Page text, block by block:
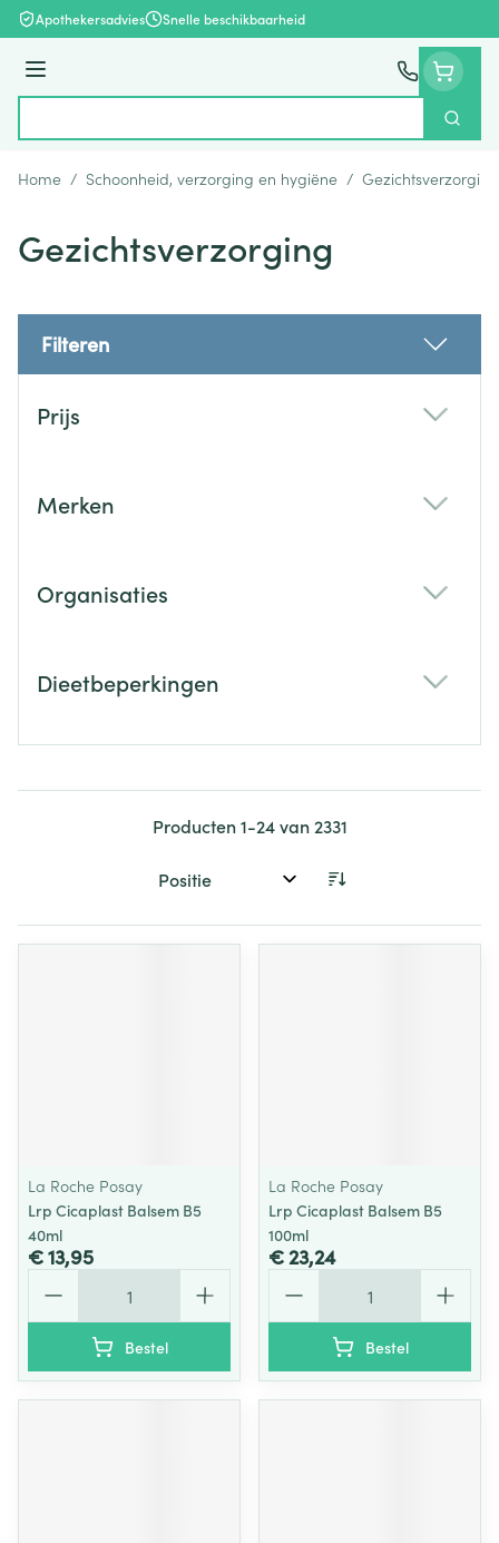
Ga naar de inhoud
Apothekersadvies Snelle beschikbaarheid
Menu
Zoek
Home / Schoonheid, verzorging en hygiëne / Gezichtsverzorging
Gezichtsverzorging
Filteren
Prijs
Merken
Organisaties
Dieetbeperkingen
Producten1-24van 2331
Sorteer op:
La Roche Posay
Lrp Cicaplast Balsem B5
40ml
€ 13,95
Bestel
La Roche Posay
Lrp Cicaplast Balsem B5
100ml
€ 23,24
Bestel